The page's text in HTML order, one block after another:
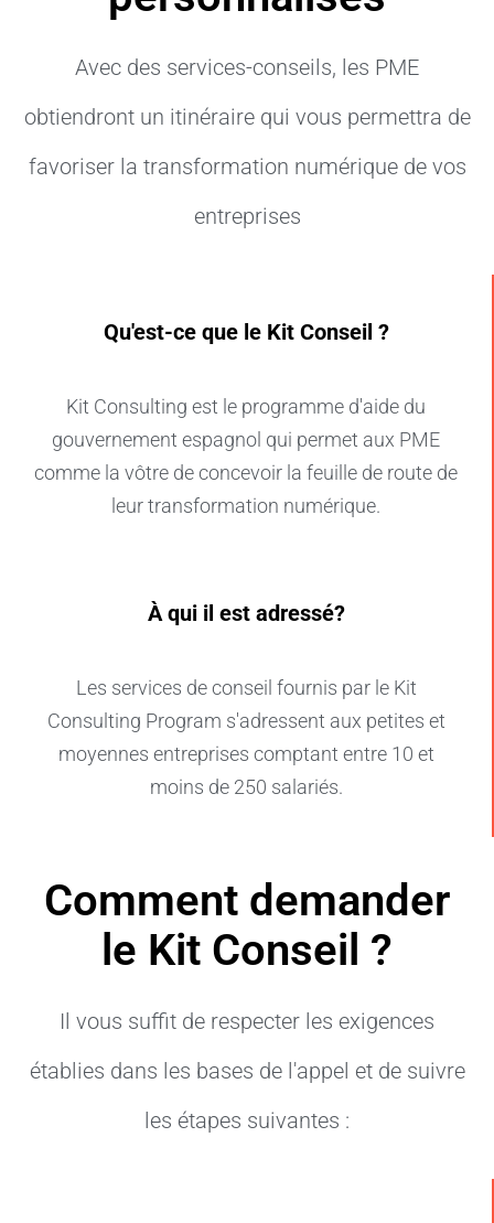
Avec des services-conseils, les PME
obtiendront un itinéraire qui vous permettra de
favoriser la transformation numérique de vos
entreprises
Qu'est-ce que le Kit Conseil ?
Kit Consulting est le programme d'aide du
gouvernement espagnol qui permet aux PME
comme la vôtre de concevoir la feuille de route de
leur transformation numérique.
À qui il est adressé?
Les services de conseil fournis par le Kit
Consulting Program s'adressent aux petites et
moyennes entreprises comptant entre 10 et
moins de 250 salariés.
Comment demander
le Kit Conseil ?
Il vous suffit de respecter les exigences
établies dans les bases de l'appel et de suivre
les étapes suivantes :